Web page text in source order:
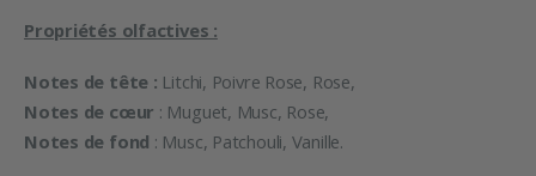
Propriétés olfactives :
Notes de tête : Litchi, Poivre Rose, Rose,
Notes de cœur : Muguet, Musc, Rose,
Notes de fond : Musc, Patchouli, Vanille.